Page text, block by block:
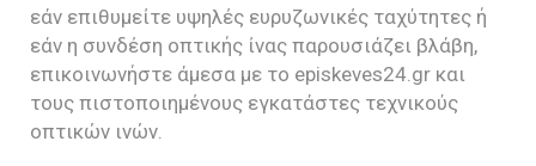
εάν επιθυμείτε υψηλές ευρυζωνικές ταχύτητες ή
εάν η συνδέση οπτικής ίνας παρουσιάζει βλάβη,
επικοινωνήστε άμεσα με το episkeves24.gr και
τους πιστοποιημένους εγκατάστες τεχνικούς
οπτικών ινών.